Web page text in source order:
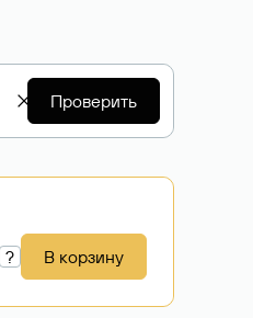
Проверить
? В корзину